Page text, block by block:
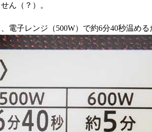
ん（？）。
電子レンジ（500W）で約6分40秒温め